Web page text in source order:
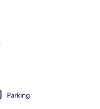
à pied. Les transports
: Station de métro Vavin
Raspail, à 3 min de
Parking